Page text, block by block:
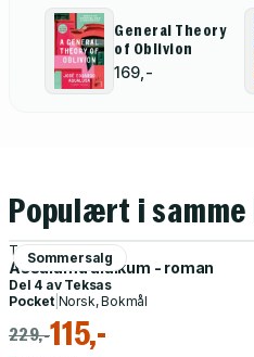
General Theory
of Oblivion
169,-
Populært i
Sommersalg
Tore Renberg
Assalamu alaikum - roman
Del 4 av Teksas
Pocket| Norsk, Bokmål
229,-115,-